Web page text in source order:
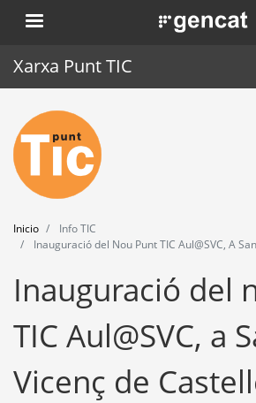
Pasar
al
. Obre en una
Xarxa Punt TIC
Inicio
Punt TIC
Actualidad
Agenda
Formación
Herramientas
Inicio
Info TIC
Inauguració del Nou Punt TIC Aul@SVC, A
Inauguració del
TIC Aul@SVC, a
Vicenç de